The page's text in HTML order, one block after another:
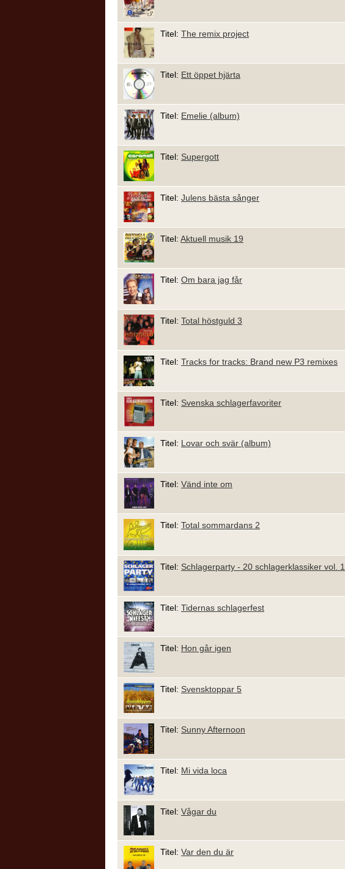
Titel: The remix project
Titel: Ett öppet hjärta
Titel: Emelie (album)
Titel: Supergott
Titel: Julens bästa sånger
Titel: Aktuell musik 19
Titel: Om bara jag får
Titel: Total höstguld 3
Titel: Tracks for tracks: Brand new P3 remixes
Titel: Svenska schlagerfavoriter
Titel: Lovar och svär (album)
Titel: Vänd inte om
Titel: Total sommardans 2
Titel: Schlagerparty - 20 schlagerklassiker vol. 1
Titel: Tidernas schlagerfest
Titel: Hon går igen
Titel: Svensktoppar 5
Titel: Sunny Afternoon
Titel: Mi vida loca
Titel: Vågar du
Titel: Var den du är